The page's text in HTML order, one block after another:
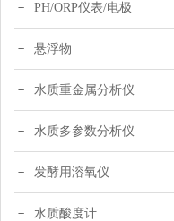
PH/ORP仪表/电极
悬浮物
水质重金属分析仪
水质多参数分析仪
发酵用溶氧仪
水质酸度计